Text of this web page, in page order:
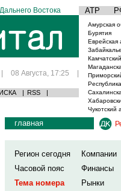
Востока АТР
| 08 Августа, 17:25 |
| RSS |
Амурская
Бурятия
Еврейская
Чукотский
главная
Регион сегодня
Компании
Часовой пояс
Финансы
Тема номера
Рынки